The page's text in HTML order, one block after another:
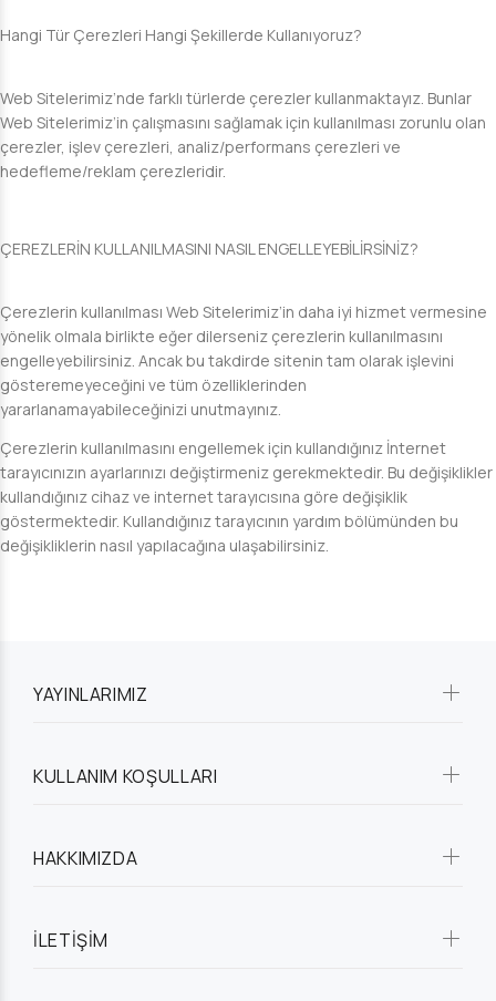
Hangi Tür Çerezleri Hangi Şekillerde Kullanıyoruz?
Web Sitelerimiz’nde farklı türlerde çerezler kullanmaktayız. Bunlar
Web Sitelerimiz’in çalışmasını sağlamak için kullanılması zorunlu olan
çerezler, işlev çerezleri, analiz/performans çerezleri ve
hedefleme/reklam çerezleridir.
ÇEREZLERİN KULLANILMASINI NASIL ENGELLEYEBİLİRSİNİZ?
Çerezlerin kullanılması Web Sitelerimiz’in daha iyi hizmet vermesine
yönelik olmala birlikte eğer dilerseniz çerezlerin kullanılmasını
engelleyebilirsiniz. Ancak bu takdirde sitenin tam olarak işlevini
gösteremeyeceğini ve tüm özelliklerinden
yararlanamayabileceğinizi unutmayınız.
Çerezlerin kullanılmasını engellemek için kullandığınız İnternet
tarayıcınızın ayarlarınızı değiştirmeniz gerekmektedir. Bu değişiklikler
kullandığınız cihaz ve internet tarayıcısına göre değişiklik
göstermektedir. Kullandığınız tarayıcının yardım bölümünden bu
değişikliklerin nasıl yapılacağına ulaşabilirsiniz.
YAYINLARIMIZ
KULLANIM KOŞULLARI
HAKKIMIZDA
İLETİŞİM